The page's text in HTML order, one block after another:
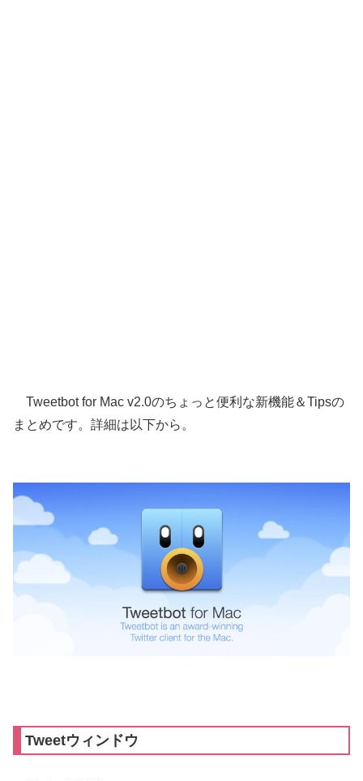
Tweetbot for Mac v2.0のちょっと便利な新機能＆Tipsの
まとめです。詳細は以下から。
Tweetウィンドウ